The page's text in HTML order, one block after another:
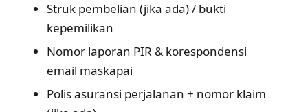
Struk pembelian (jika ada) / bukti
kepemilikan
Nomor laporan PIR & korespondensi
email maskapai
Polis asuransi perjalanan + nomor klaim